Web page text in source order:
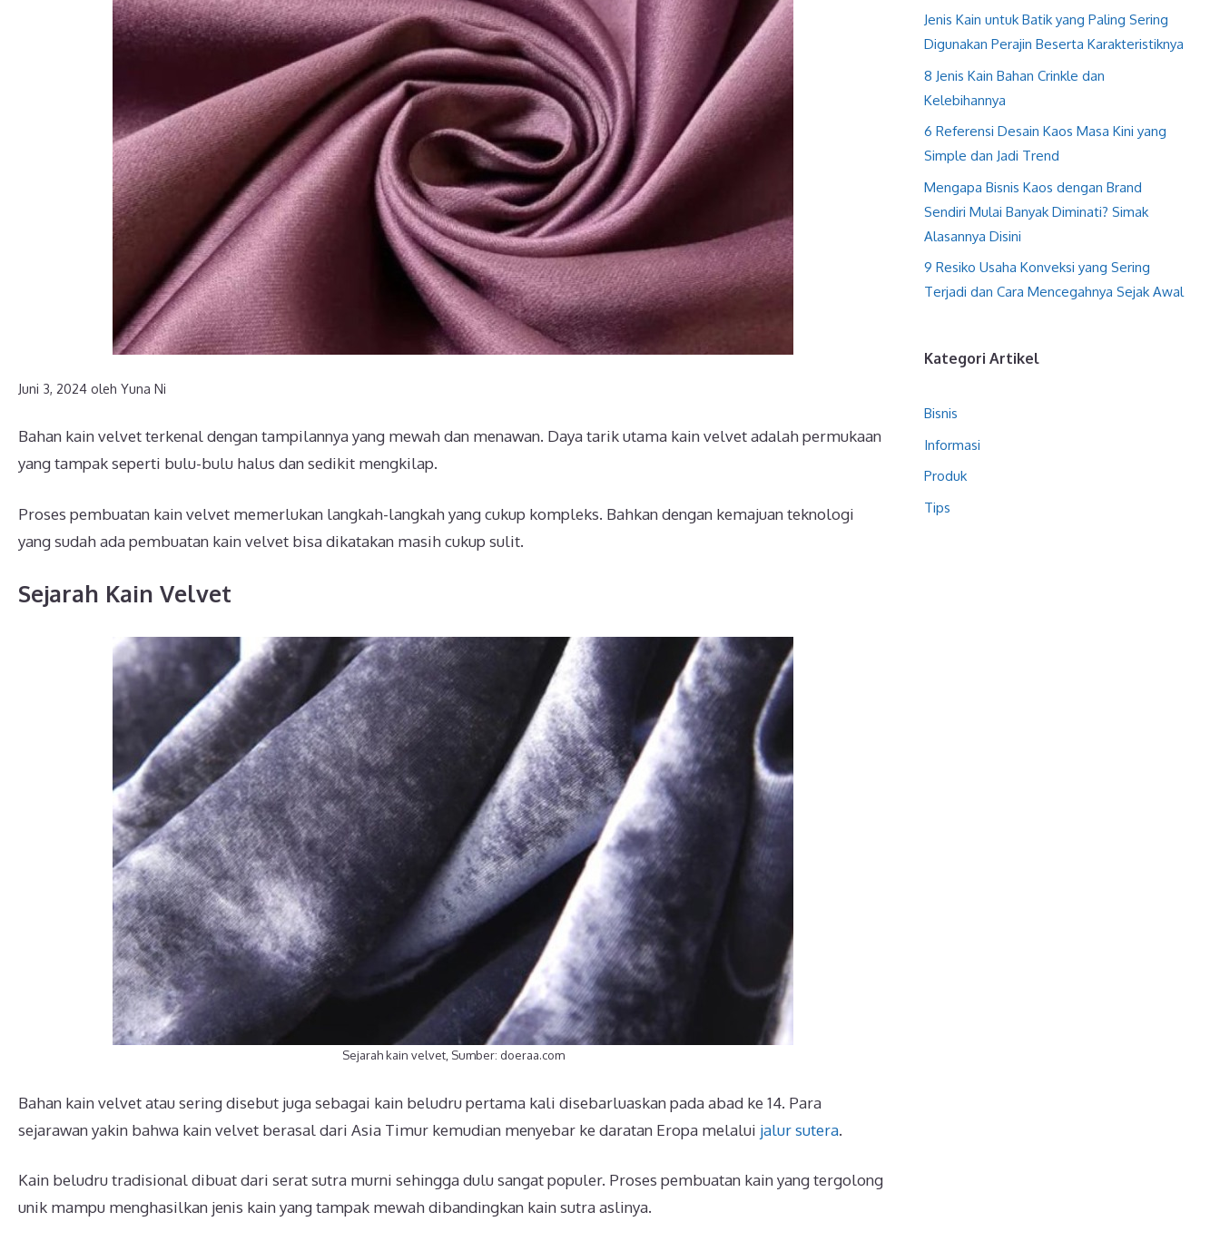
Juni 3, 2024 oleh Yuna Ni
Bahan kain velvet terkenal dengan tampilannya yang mewah dan menawan. Daya tarik utama kain velvet adalah permukaan
yang tampak seperti bulu-bulu halus dan sedikit mengkilap.
Proses pembuatan kain velvet memerlukan langkah-langkah yang cukup kompleks. Bahkan dengan kemajuan teknologi
yang sudah ada pembuatan kain velvet bisa dikatakan masih cukup sulit.
Sejarah Kain Velvet
Sejarah kain velvet, Sumber: doeraa.com
Bahan kain velvet atau sering disebut juga sebagai kain beludru pertama kali disebarluaskan pada abad ke 14. Para
sejarawan yakin bahwa kain velvet berasal dari Asia Timur kemudian menyebar ke daratan Eropa melalui jalur sutera.
Kain beludru tradisional dibuat dari serat sutra murni sehingga dulu sangat populer. Proses pembuatan kain yang tergolong
unik mampu menghasilkan jenis kain yang tampak mewah dibandingkan kain sutra aslinya.
Jenis Kain untuk Batik yang Paling Sering
Digunakan Perajin Beserta Karakteristiknya
8 Jenis Kain Bahan Crinkle dan
Kelebihannya
6 Referensi Desain Kaos Masa Kini yang
Simple dan Jadi Trend
Mengapa Bisnis Kaos dengan Brand
Sendiri Mulai Banyak Diminati? Simak
Alasannya Disini
9 Resiko Usaha Konveksi yang Sering
Terjadi dan Cara Mencegahnya Sejak Awal
Kategori Artikel
Bisnis
Informasi
Produk
Tips